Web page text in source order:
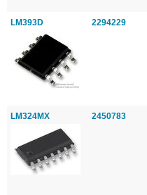
LM393D 2294229
LM324MX 2450783